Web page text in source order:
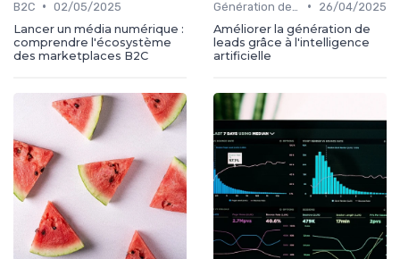
B2C • 02/05/2025
Lancer un média numérique :
comprendre l'écosystème
des marketplaces B2C
•
26/04/2025
Améliorer la génération de
leads grâce à l'intelligence
artificielle